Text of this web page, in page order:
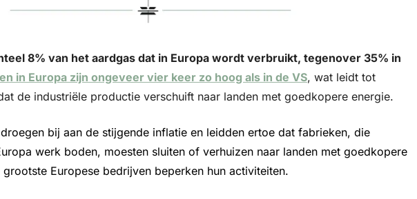
8% van het aardgas dat in Europa wordt verbruikt, tegenover 35% in
in Europa zijn ongeveer vier keer zo hoog als in de VS, wat leidt tot
de industriële productie verschuift naar landen met goedkopere energie.
bij aan de stijgende inflatie en leidden ertoe dat fabrieken, die
werk boden, moesten sluiten of verhuizen naar landen met goedkopere
Europese bedrijven beperken hun activiteiten.